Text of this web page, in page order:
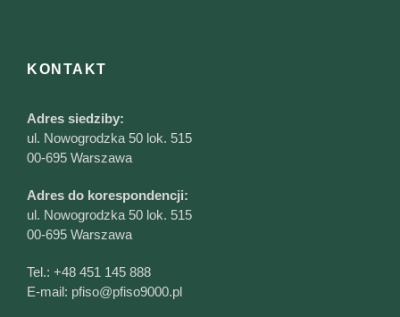
KONTAKT
Adres siedziby:
ul. Nowogrodzka 50 lok. 515
00-695 Warszawa
Adres do korespondencji:
ul. Nowogrodzka 50 lok. 515
00-695 Warszawa
Tel.: +48 451 145 888
E-mail: pfiso@pfiso9000.pl